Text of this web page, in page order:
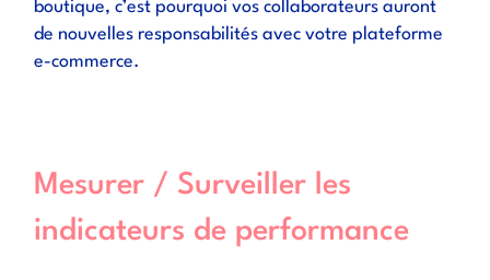
boutique, c’est pourquoi vos collaborateurs auront
de nouvelles responsabilités avec votre plateforme
e-commerce.
Mesurer / Surveiller les
indicateurs de performance